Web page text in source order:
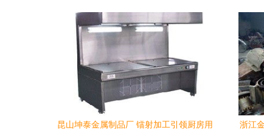
昆山坤泰金属制品厂 镭射加工引领厨房用
浙江